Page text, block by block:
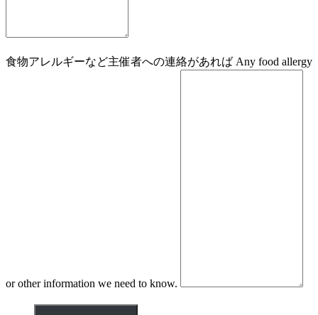
食物アレルギーなど主催者への連絡があれば Any food allergy
or other information we need to know.